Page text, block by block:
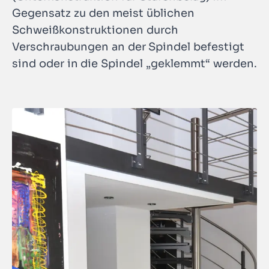
Gegensatz zu den meist üblichen
Schweißkonstruktionen durch
Verschraubungen an der Spindel befestigt
sind oder in die Spindel „geklemmt“ werden.